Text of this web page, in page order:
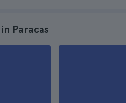
Paracas